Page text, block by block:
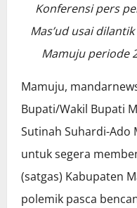
Konferensi pers
Mas’ud usai
Mamuju periode
Mamuju,
Bupati/Wakil Bupati
Sutinah Suhardi-Ado
untuk segera
(satgas) Kabupaten
polemik pasca